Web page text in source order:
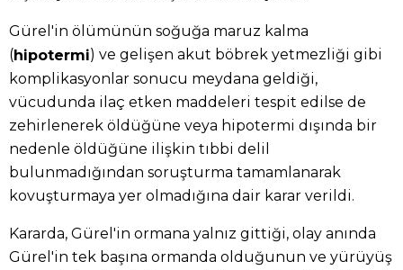
Gürel'in ölümünün soğuğa maruz kalma
(hipotermi) ve gelişen akut böbrek yetmezliği gibi
komplikasyonlar sonucu meydana geldiği,
vücudunda ilaç etken maddeleri tespit edilse de
zehirlenerek öldüğüne veya hipotermi dışında bir
nedenle öldüğüne ilişkin tıbbi delil
bulunmadığından soruşturma tamamlanarak
kovuşturmaya yer olmadığına dair karar verildi.
Kararda, Gürel'in ormana yalnız gittiği, olay anında
Gürel'in tek başına ormanda olduğunun ve yürüyüş